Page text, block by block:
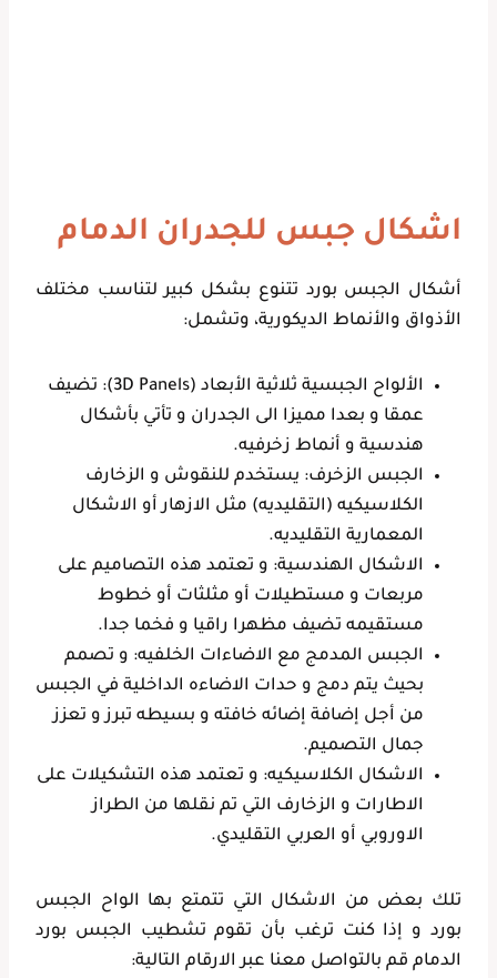
اشكال جبس للجدران الدمام
أشكال الجبس بورد تتنوع بشكل كبير لتناسب مختلف
الأذواق والأنماط الديكورية، وتشمل:
الألواح الجبسية ثلاثية الأبعاد (3D Panels): تضيف
عمقا و بعدا مميزا الى الجدران و تأتي بأشكال
هندسية و أنماط زخرفيه.
الجبس الزخرف: يستخدم للنقوش و الزخارف
الكلاسيكيه (التقليديه) مثل الازهار أو الاشكال
المعمارية التقليديه.
الاشكال الهندسية: و تعتمد هذه التصاميم على
مربعات و مستطيلات أو مثلثات أو خطوط
مستقيمه تضيف مظهرا راقيا و فخما جدا.
الجبس المدمج مع الاضاءات الخلفيه: و تصمم
بحيث يتم دمج و حدات الاضاءه الداخلية في الجبس
من أجل إضافة إضائه خافته و بسيطه تبرز و تعزز
جمال التصميم.
الاشكال الكلاسيكيه: و تعتمد هذه التشكيلات على
الاطارات و الزخارف التي تم نقلها من الطراز
الاوروبي أو العربي التقليدي.
تلك بعض من الاشكال التي تتمتع بها الواح الجبس
بورد و إذا كنت ترغب بأن تقوم تشطيب الجبس بورد
الدمام قم بالتواصل معنا عبر الارقام التالية: